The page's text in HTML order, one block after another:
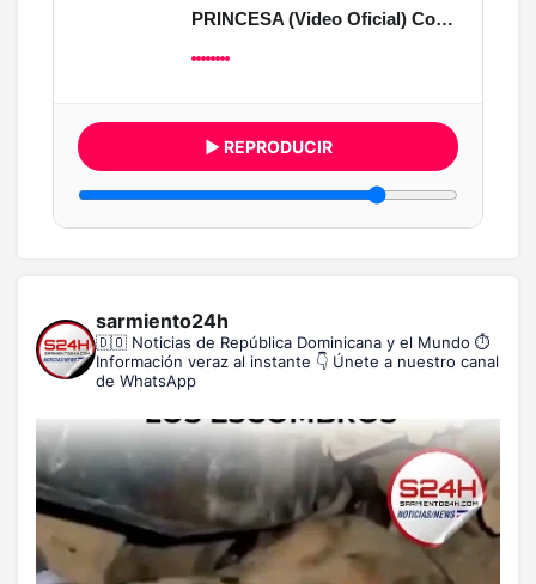
PRINCESA (Video Oficial) Concept 2026
▶ REPRODUCIR
sarmiento24h
🇩🇴 Noticias de República Dominicana y el Mundo ⏱️
Información veraz al instante 👇 Únete a nuestro canal
de WhatsApp